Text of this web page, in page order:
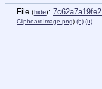
File (hide):
ClipboardImage.png) (h) (u)